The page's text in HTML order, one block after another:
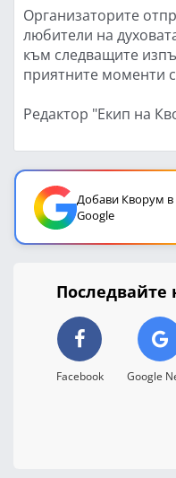
Организаторите
любители на
към следващите
приятните моменти
Редактор "Екип на
Добави Кворум в
Google
Facebook Google